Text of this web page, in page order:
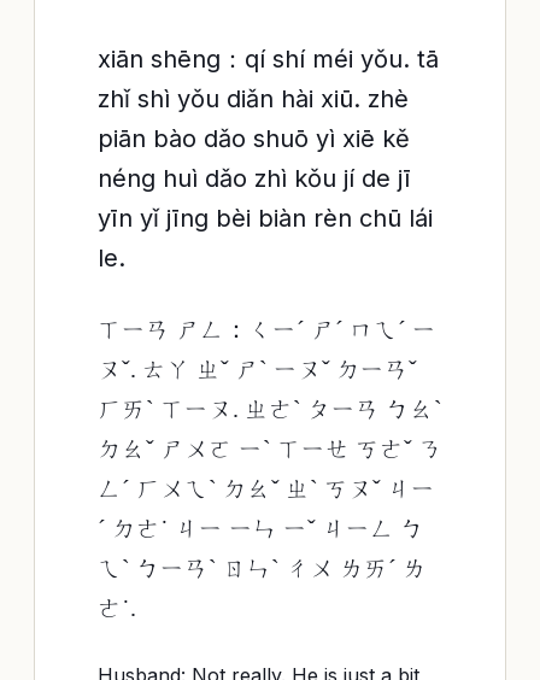
xiān shēng：qí shí méi yǒu. tā
zhǐ shì yǒu diǎn hài xiū. zhè
piān bào dǎo shuō yì xiē kě
néng huì dǎo zhì kǒu jí de jī
yīn yǐ jīng bèi biàn rèn chū lái
le.
ㄒㄧㄢ ㄕㄥ：ㄑㄧˊ ㄕˊ ㄇㄟˊ ㄧ
ㄡˇ. ㄊㄚ ㄓˇ ㄕˋ ㄧㄡˇ ㄉㄧㄢˇ
ㄏㄞˋ ㄒㄧㄡ. ㄓㄜˋ ㄆㄧㄢ ㄅㄠˋ
ㄉㄠˇ ㄕㄨㄛ ㄧˋ ㄒㄧㄝ ㄎㄜˇ ㄋ
ㄥˊ ㄏㄨㄟˋ ㄉㄠˇ ㄓˋ ㄎㄡˇ ㄐㄧ
ˊ ㄉㄜ˙ ㄐㄧ ㄧㄣ ㄧˇ ㄐㄧㄥ ㄅ
ㄟˋ ㄅㄧㄢˋ ㄖㄣˋ ㄔㄨ ㄌㄞˊ ㄌ
ㄜ˙.
Husband: Not really. He is just a bit